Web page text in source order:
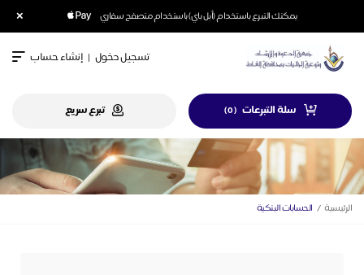
يمكنك التبرع باستخدام (أبل باي) باستخدام متصفح سفاري ×
تسجيل دخول | إنشاء حساب
سلة التبرعات (
0
) تبرع سريع
الرئيسية الحسابات البنكية